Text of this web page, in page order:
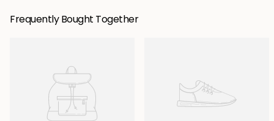
Frequently Bought Together